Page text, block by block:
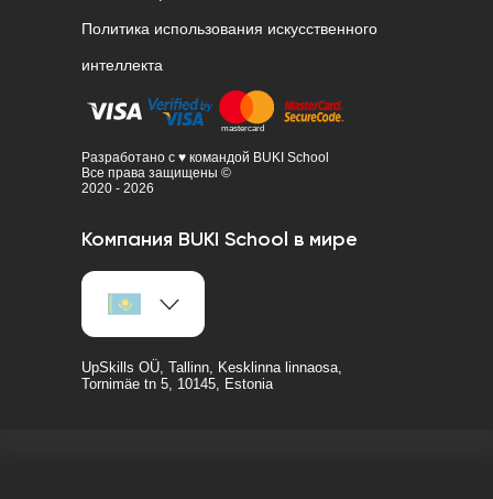
Политика использования искусственного
интеллекта
Разработано с ♥ командой BUKI School
Все права защищены ©
2020 - 2026
Компания BUKI School в мире
UpSkills OÜ, Tallinn, Kesklinna linnaosa,
Tornimäe tn 5, 10145, Estonia